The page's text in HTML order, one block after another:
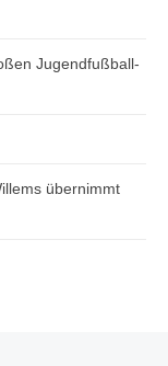
Jugendfußball-
übernimmt